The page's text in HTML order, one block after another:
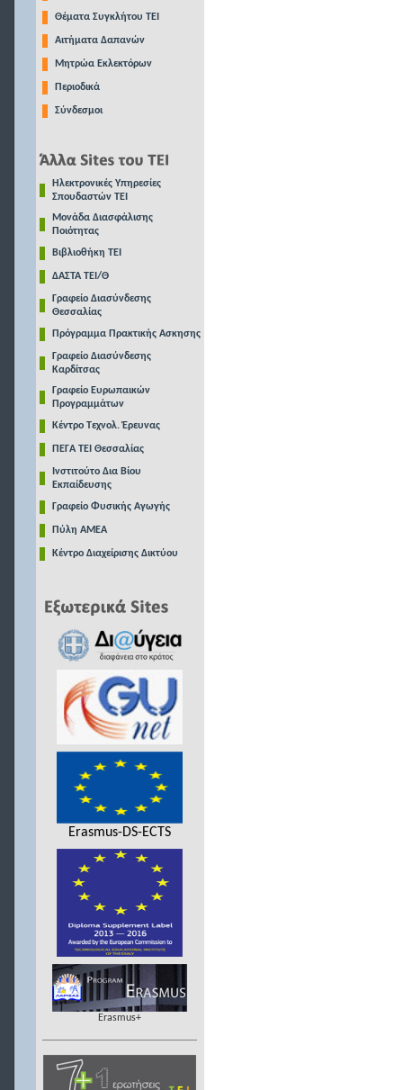
Θέματα Συγκλήτου ΤΕΙ
Αιτήματα Δαπανών
Μητρώα Εκλεκτόρων
Περιοδικά
Σύνδεσμοι
Ηλεκτρονικές Υπηρεσίες
Σπουδαστών ΤΕΙ
Μονάδα Διασφάλισης
Ποιότητας
Βιβλιοθήκη ΤΕΙ
ΔΑΣΤΑ ΤΕΙ/Θ
Γραφείο Διασύνδεσης
Θεσσαλίας
Πρόγραμμα Πρακτικής Ασκησης
Γραφείο Διασύνδεσης
Καρδίτσας
Γραφείο Ευρωπαικών
Προγραμμάτων
Κέντρο Τεχνολ. Έρευνας
ΠΕΓΑ ΤΕΙ Θεσσαλίας
Ινστιτούτο Δια Βίου
Εκπαίδευσης
Γραφείο Φυσικής Αγωγής
Πύλη ΑΜΕΑ
Κέντρο Διαχείρισης Δικτύου
Erasmus-DS-ECTS
Erasmus+